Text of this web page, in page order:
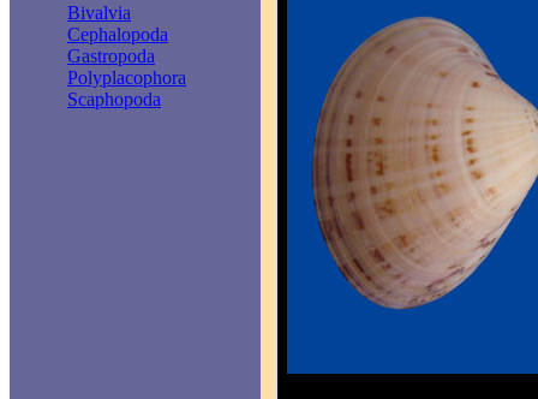
Bivalvia
Cephalopoda
Gastropoda
Polyplacophora
Scaphopoda